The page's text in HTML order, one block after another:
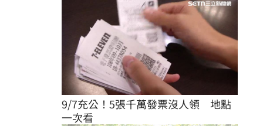
9/7充公！5張千萬發票沒人領　地點
一次看